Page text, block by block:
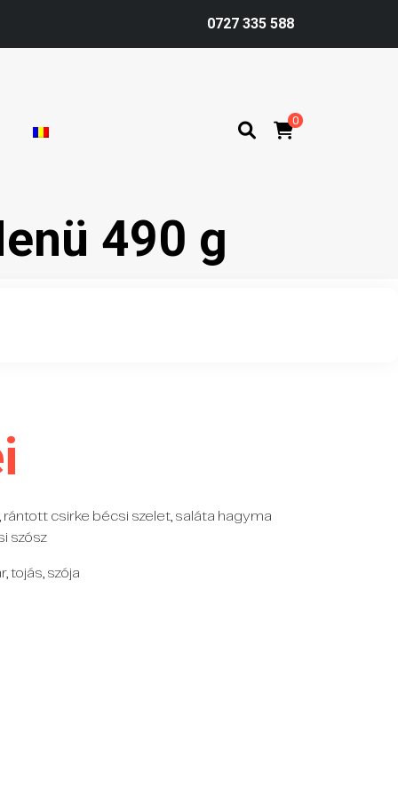
0727 335 588
0
490 g
rántott csirke bécsi szelet, saláta hagyma
szósz
tojás, szója